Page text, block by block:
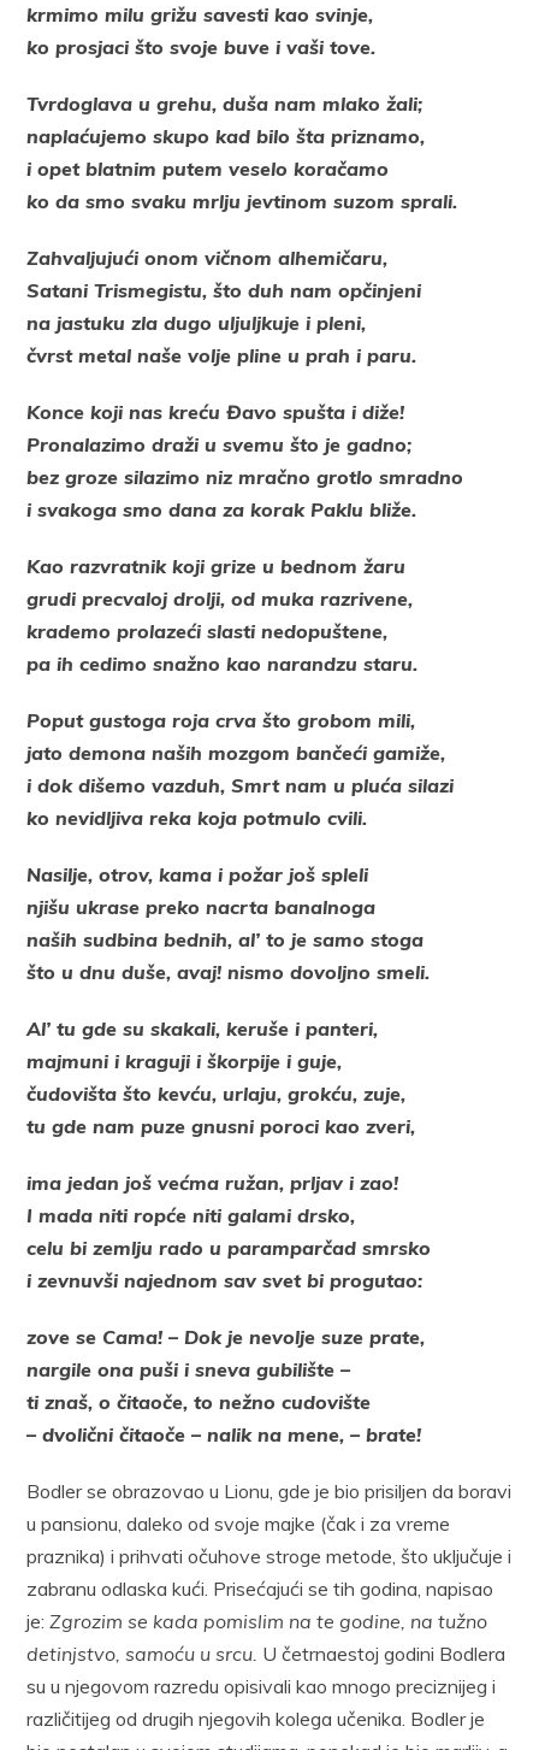
krmimo milu grižu savesti kao svinje,
ko prosjaci što svoje buve i vaši tove.
Tvrdoglava u grehu, duša nam mlako žali;
naplaćujemo skupo kad bilo šta priznamo,
i opet blatnim putem veselo koračamo
ko da smo svaku mrlju jevtinom suzom sprali.
Zahvaljujući onom vičnom alhemičaru,
Satani Trismegistu, što duh nam opčinjeni
na jastuku zla dugo uljuljkuje i pleni,
čvrst metal naše volje pline u prah i paru.
Konce koji nas kreću Đavo spušta i diže!
Pronalazimo draži u svemu što je gadno;
bez groze silazimo niz mračno grotlo smradno
i svakoga smo dana za korak Paklu bliže.
Kao razvratnik koji grize u bednom žaru
grudi precvaloj drolji, od muka razrivene,
krademo prolazeći slasti nedopuštene,
pa ih cedimo snažno kao narandzu staru.
Poput gustoga roja crva što grobom mili,
jato demona naših mozgom bančeći gamiže,
i dok dišemo vazduh, Smrt nam u pluća silazi
ko nevidljiva reka koja potmulo cvili.
Nasilje, otrov, kama i požar još spleli
njišu ukrase preko nacrta banalnoga
naših sudbina bednih, al’ to je samo stoga
što u dnu duše, avaj! nismo dovoljno smeli.
Al’ tu gde su skakali, keruše i panteri,
majmuni i kraguji i škorpije i guje,
čudovišta što kevću, urlaju, grokću, zuje,
tu gde nam puze gnusni poroci kao zveri,
ima jedan još većma ružan, prljav i zao!
I mada niti ropće niti galami drsko,
celu bi zemlju rado u paramparčad smrsko
i zevnuvši najednom sav svet bi progutao:
zove se Cama! – Dok je nevolje suze prate,
nargile ona puši i sneva gubilište –
ti znaš, o čitaoče, to nežno cudovište
– dvolični čitaoče – nalik na mene, – brate!
Bodler se obrazovao u Lionu, gde je bio prisiljen da boravi
u pansionu, daleko od svoje majke (čak i za vreme
praznika) i prihvati očuhove stroge metode, što uključuje i
zabranu odlaska kući. Prisećajući se tih godina, napisao
je: Zgrozim se kada pomislim na te godine, na tužno
detinjstvo, samoću u srcu. U četrnaestoj godini Bodlera
su u njegovom razredu opisivali kao mnogo preciznijeg i
različitijeg od drugih njegovih kolega učenika. Bodler je